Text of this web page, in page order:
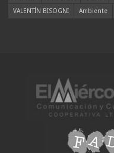
VALENTÍN BISOGNI
Ambiente